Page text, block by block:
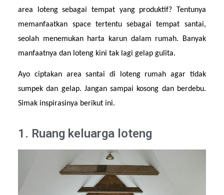
area loteng sebagai tempat yang produktif? Tentunya
memanfaatkan space tertentu sebagai tempat santai,
seolah menemukan harta karun dalam rumah. Banyak
manfaatnya dan loteng kini tak lagi gelap gulita.
Ayo ciptakan area santai di loteng rumah agar tidak
sumpek dan gelap. Jangan sampai kosong dan berdebu.
Simak inspirasinya berikut ini.
1. Ruang keluarga loteng